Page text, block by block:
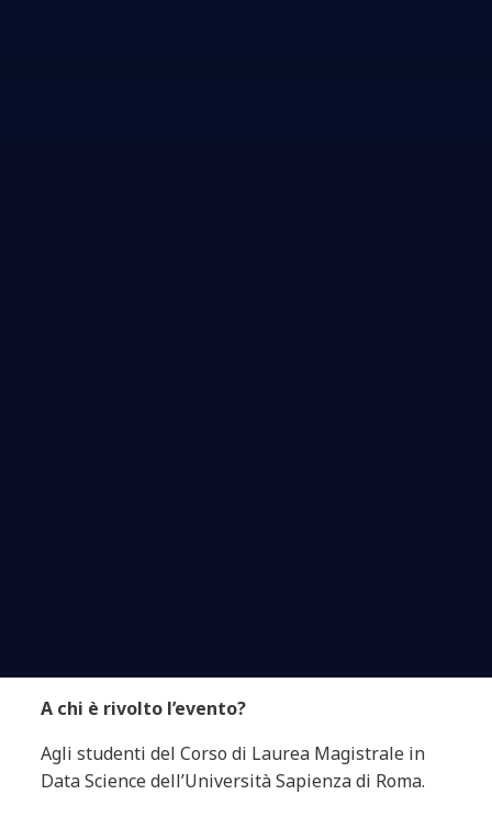
A chi è rivolto l’evento?
Agli studenti del Corso di Laurea Magistrale in
Data Science dell’Università Sapienza di Roma.